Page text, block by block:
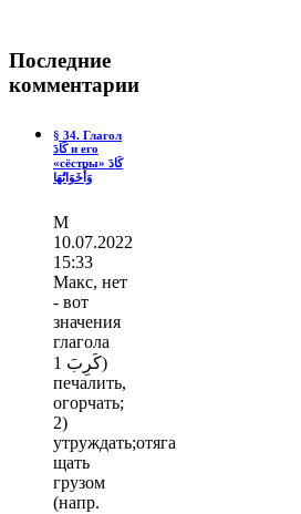
Последние
комментарии
§ 34. Глагол
كَادَ и его
«сёстры» كَادَ
وَأَخَوَاتُهَا
М
10.07.2022
15:33
Макс, нет
- вот
значения
глагола
كَرِبَ 1)
печалить,
огорчать;
2)
утруждать;отяга
щать
грузом
(напр.